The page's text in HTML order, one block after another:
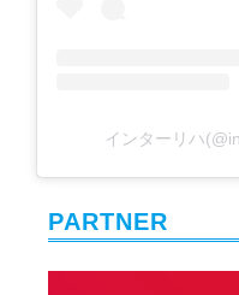
インターリハ
PARTNER